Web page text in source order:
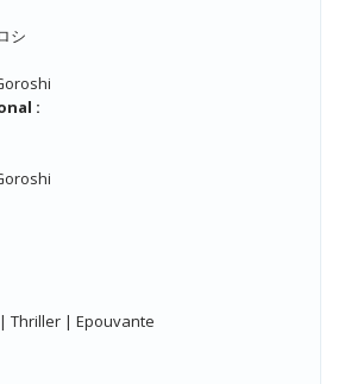
シ
:
Thriller | Epouvante